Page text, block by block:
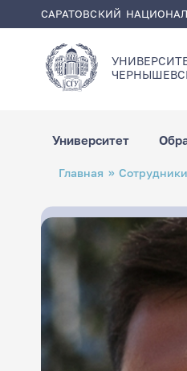
САРАТОВСКИЙ
Университет
Строка
навигации
Главная Сотрудники